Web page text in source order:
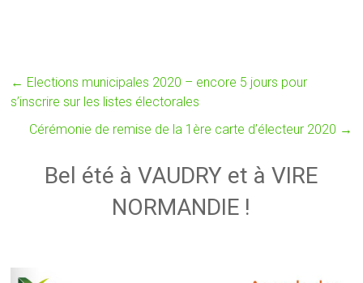
← Elections municipales 2020 – encore 5 jours pour
s’inscrire sur les listes électorales
Cérémonie de remise de la 1ère carte d’électeur 2020 →
Bel été à VAUDRY et à VIRE
NORMANDIE !